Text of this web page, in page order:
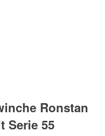
Ronstan
Serie 55